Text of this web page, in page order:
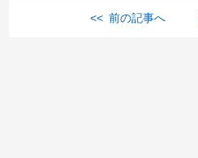
<< 前の記事へ